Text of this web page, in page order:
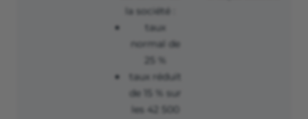
la société :
taux
normal de
25 %
taux réduit
de 15 % sur
les 42 500